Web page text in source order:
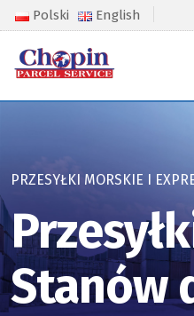
Polski English
PRZESYŁKI MORSKIE I
Stanów